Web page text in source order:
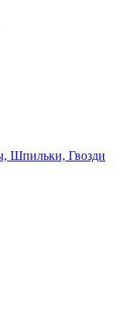
Шпильки, Гвозди